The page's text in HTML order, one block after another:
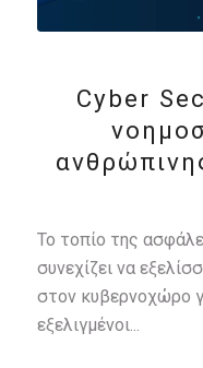
Cyber
Το τοπίο της
συνεχίζει να
στον κυβερνοχώρο
εξελιγμένοι...